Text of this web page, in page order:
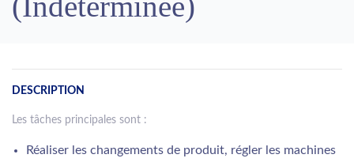
DESCRIPTION
Les tâches principales sont :
Réaliser les changements de produit, régler les machines